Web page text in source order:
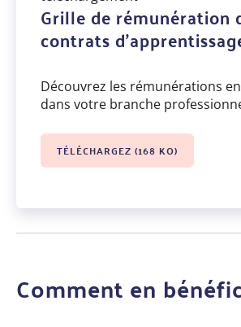
Grille de rémunération
contrats
Découvrez les rémunérations
dans votre branche
TÉLÉCHARGEZ (168 KO)
Comment en